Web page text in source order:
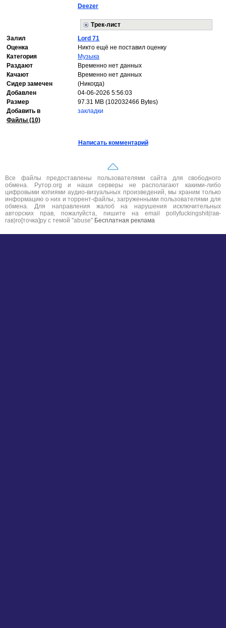
Deezer
Трек-лист
Залил
Lord 71
Оценка
Никто ещё не поставил оценку
Категория
Музыка
Раздают
Временно нет данных
Качают
Временно нет данных
Сидер замечен
(Никогда)
Добавлен
04-06-2026 5:56:03
Размер
97.31 MB (102032466 Bytes)
Добавить в
закладки
Файлы (10)
Написать комментарий
Все файлы предоставлены пользователями сайта для свободного
обмена. Рутор.org и наши серверы не располагают какими-либо
цифровыми копиями аудио-визуальных произведений, мы храним только
информацию о них и торрент-файлы, загруженными пользователями для
обмена. Для направления жалоб на нарушения исключительных
авторских прав, пожалуйста, пишите на email pollyfuckingshit(гав-
гав)ro[точка]ру с темой "abuse" Бесплатная реклама